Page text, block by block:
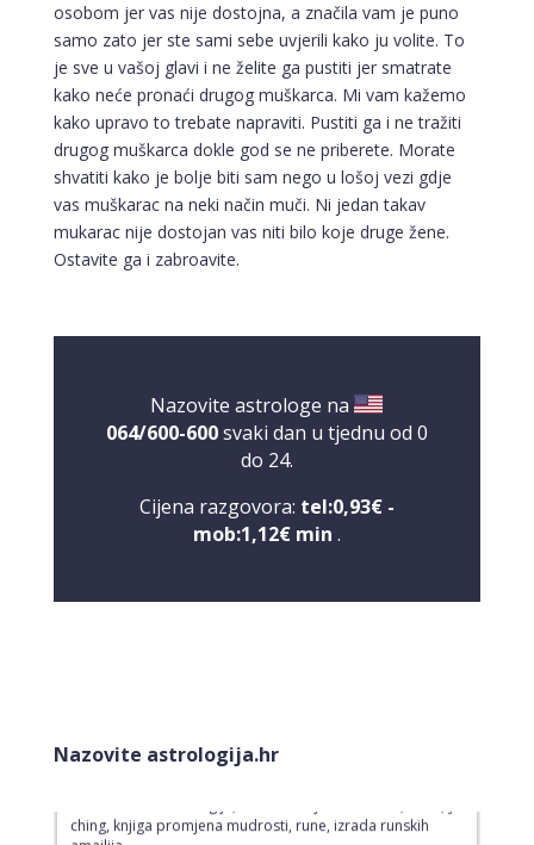
osobom jer vas nije dostojna, a značila vam je puno
samo zato jer ste sami sebe uvjerili kako ju volite. To
je sve u vašoj glavi i ne želite ga pustiti jer smatrate
kako neće pronaći drugog muškarca. Mi vam kažemo
kako upravo to trebate napraviti. Pustiti ga i ne tražiti
drugog muškarca dokle god se ne priberete. Morate
shvatiti kako je bolje biti sam nego u lošoj vezi gdje
vas muškarac na neki način muči. Ni jedan takav
mukarac nije dostojan vas niti bilo koje druge žene.
Ostavite ga i zabroavite.
Nazovite astrologe na
064/600-600svaki dan u tjednu od 0
do 24.
Cijena razgovora: tel:0,93€ -
mob:1,12€ min .
Nazovite astrologija.hrTarot savjetnik je slobodan
ching, knjiga promjena mudrosti, rune, izrada runskih
amajlija